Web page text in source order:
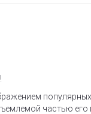
частью его